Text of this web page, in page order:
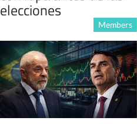
elecciones
Members